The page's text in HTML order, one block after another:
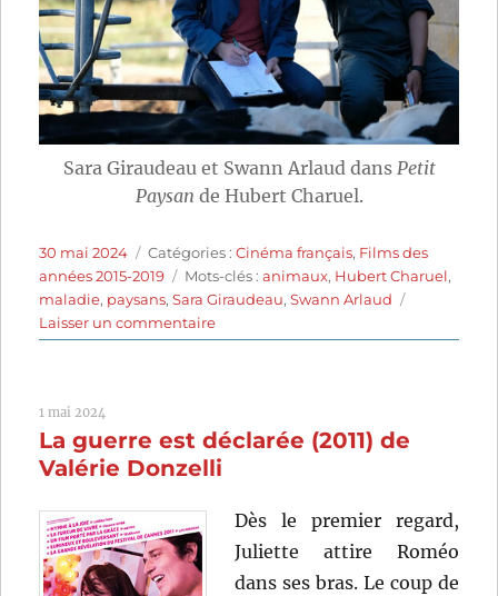
Sara Giraudeau et Swann Arlaud dans Petit
Paysan de Hubert Charuel.
Publié
le
30 mai 2024 Catégories
Catégories :Cinéma français, Films des
années 2015-2019
Étiquettes
Mots-clés :animaux, Hubert Charuel,
maladie, paysans,Sara Giraudeau,Swann Arlaud
Laisser un commentairesur
Petit
Hubert
Charuel
1 mai 2024
La guerre est déclarée (2011) de
Valérie Donzelli
Dès le premier regard,
Juliette attire Roméo
dans ses bras. Le coup de